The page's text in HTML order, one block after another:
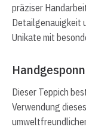
präziser
Detailgenauigkeit
Unikate mit
Dieser Teppich
Verwendung